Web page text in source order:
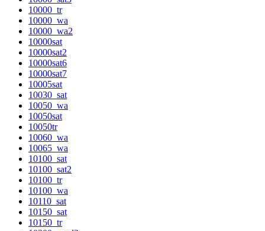
10000_tr
10000_wa
10000_wa2
10000sat
10000sat2
10000sat6
10000sat7
10005sat
10030_sat
10050_wa
10050sat
10050tr
10060_wa
10065_wa
10100_sat
10100_sat2
10100_tr
10100_wa
10110_sat
10150_sat
10150_tr